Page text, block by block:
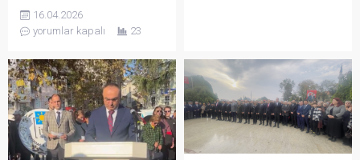
Tekirdağ’da Tarihi Tuz
Deposu Tek Kafe, sanat
tutkunlarını bir araya getiren
yaptığı Dünya Sanat Günü
vesilesiyle düzenlenen bu
organizasyon, sanatın 50. yıl
dönümünü kutlamak
amacıyla gerçekleştiriliyor.
Bu anlamlı etkinlikte, ünlü
16.04.2026
yorumlar kapalı
23
Atatürk’ün çocuklara hediye
ettiği “Ulusal Egemenlik ve
Çocuk Bayramı”...